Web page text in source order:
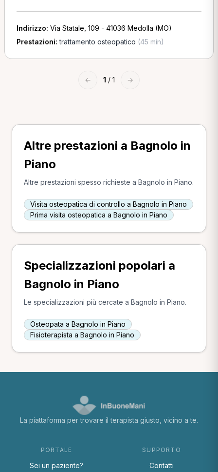
Indirizzo: Via Statale, 109 - 41036 Medolla (MO)
Prestazioni:trattamento osteopatico (45 min)
← 1 / 1 →
Altre prestazioni a Bagnolo in
Piano
Altre prestazioni spesso richieste a Bagnolo in Piano.
Visita osteopatica di controllo a Bagnolo in Piano
Prima visita osteopatica a Bagnolo in Piano
Specializzazioni popolari a
Bagnolo in Piano
Le specializzazioni più cercate a Bagnolo in Piano.
Osteopata a Bagnolo in Piano
Fisioterapista a Bagnolo in Piano
La piattaforma per trovare il terapista giusto, vicino a te.
PORTALE
Sei un paziente?
SUPPORTO
Contatti